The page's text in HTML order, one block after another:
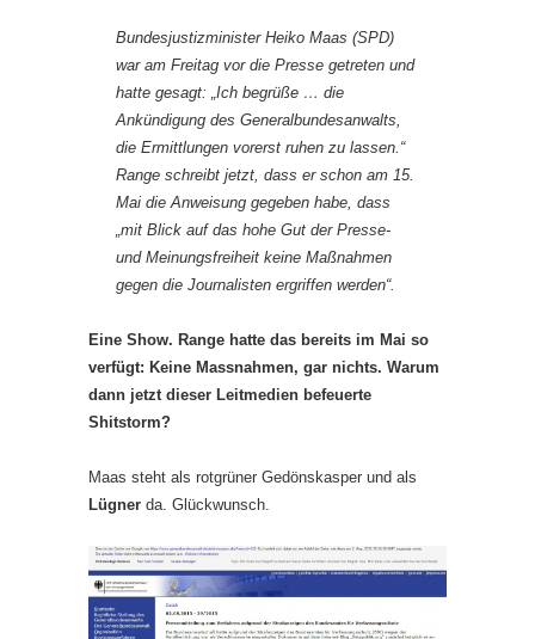
Bundesjustizminister Heiko Maas (SPD)
war am Freitag vor die Presse getreten und
hatte gesagt: „Ich begrüße … die
Ankündigung des Generalbundesanwalts,
die Ermittlungen vorerst ruhen zu lassen.“
Range schreibt jetzt, dass er schon am 15.
Mai die Anweisung gegeben habe, dass
„mit Blick auf das hohe Gut der Presse-
und Meinungsfreiheit keine Maßnahmen
gegen die Journalisten ergriffen werden“.
Eine Show. Range hatte das bereits im Mai so
verfügt: Keine Massnahmen, gar nichts. Warum
dann jetzt dieser Leitmedien befeuerte
Shitstorm?
Maas steht als rotgrüner Gedönskasper und als
Lügner da. Glückwunsch.